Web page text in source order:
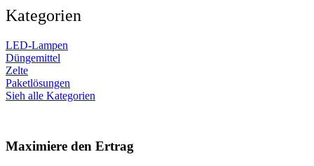
Kategorien
LED-Lampen
Düngemittel
Zelte
Paketlösungen
Sieh alle Kategorien
Maximiere den Ertrag